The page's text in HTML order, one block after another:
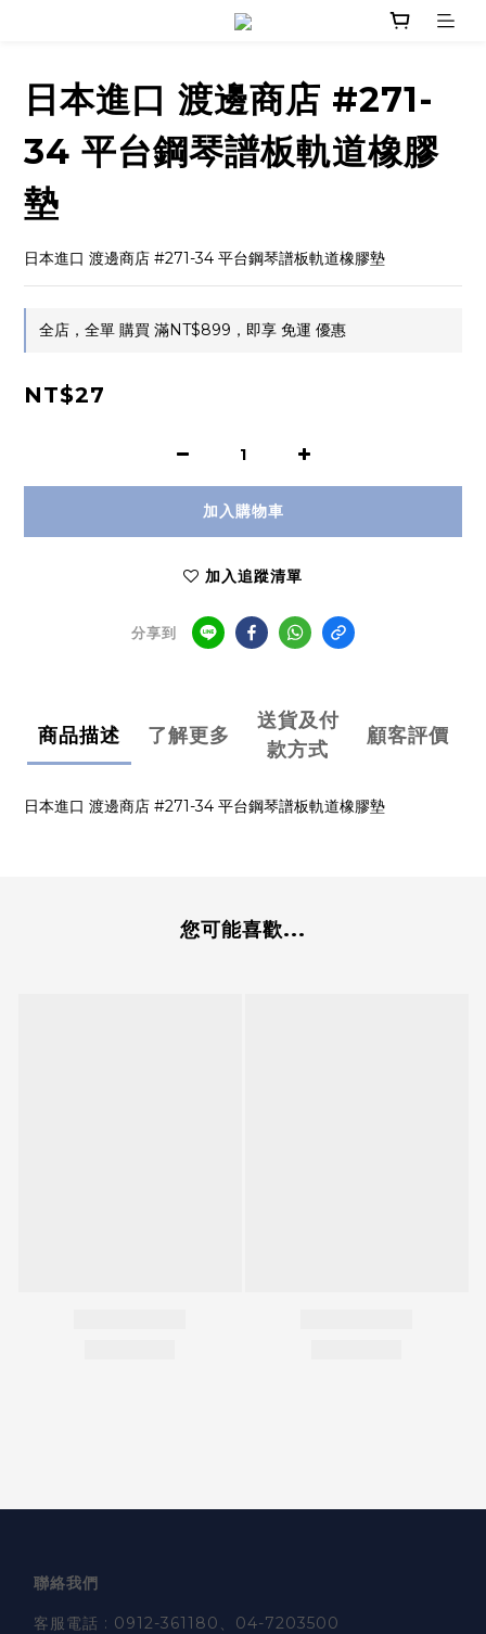
日本進口 渡邊商店 #271-
34 平台鋼琴譜板軌道橡膠
墊
日本進口 渡邊商店 #271-34 平台鋼琴譜板軌道橡膠墊
全店，全單 購買 滿NT$899，即享 免運 優惠
NT$27
加入購物車
加入追蹤清單
分享到
商品描述 了解更多
送貨及付
款方式
顧客評價
日本進口 渡邊商店 #271-34 平台鋼琴譜板軌道橡膠墊
您可能喜歡...
聯絡我們
客服電話 : 0912-361180、04-7203500